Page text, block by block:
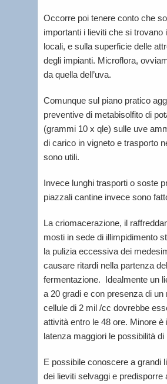
Occorre poi tenere conto che
importanti i lieviti che si trovano
locali, e sulla superficie delle
degli impianti. Microflora,
da quella dell’uva.
Comunque sul piano pratico
preventive di metabisolfito di
(grammi 10 x qle) sulle uve
di carico in vigneto e trasporto
sono utili.
Invece lunghi trasporti o soste
piazzali cantine invece sono
La criomacerazione, il
mosti in sede di illimpidimento
la pulizia eccessiva dei
causare ritardi nella partenza
fermentazione. Idealmente un
a 20 gradi e con presenza di un
cellule di 2 mil /cc dovrebbe
attività entro le 48 ore. Minore è
latenza maggiori le possibilità di
E possibile conoscere a grandi
dei lieviti selvaggi e predisporre